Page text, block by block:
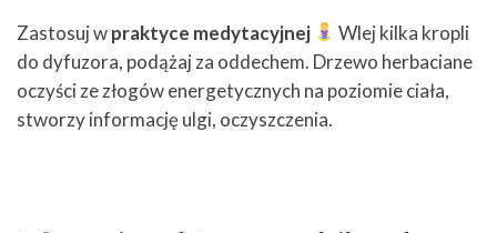
Zastosuj wpraktyce medytacyjnej
Wlej kilka kropli
do dyfuzora, podążaj za oddechem. Drzewo herbaciane
oczyści ze złogów energetycznych na poziomie ciała,
stworzy informację ulgi, oczyszczenia.